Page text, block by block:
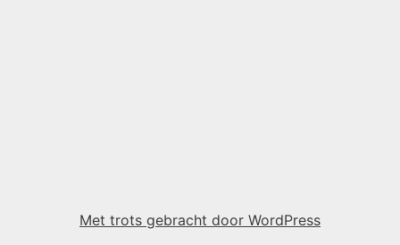
Met trots gebracht door WordPress